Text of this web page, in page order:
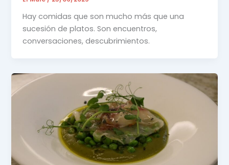
Hay comidas que son mucho más que una
sucesión de platos. Son encuentros,
conversaciones, descubrimientos.